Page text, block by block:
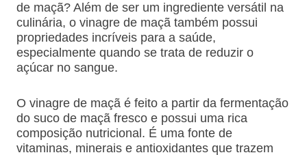
de maçã? Além de ser um ingrediente versátil na
culinária, o vinagre de maçã também possui
propriedades incríveis para a saúde,
especialmente quando se trata de reduzir o
açúcar no sangue.
O vinagre de maçã é feito a partir da fermentação
do suco de maçã fresco e possui uma rica
composição nutricional. É uma fonte de
vitaminas, minerais e antioxidantes que trazem